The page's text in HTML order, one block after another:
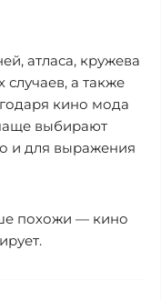
атласа, кружева
а также
кино мода
выбирают
и для выражения
похожи — кино